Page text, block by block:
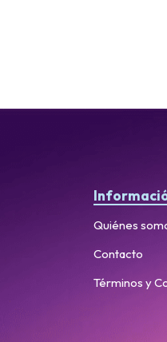
Quiénes
Contacto
Términos y